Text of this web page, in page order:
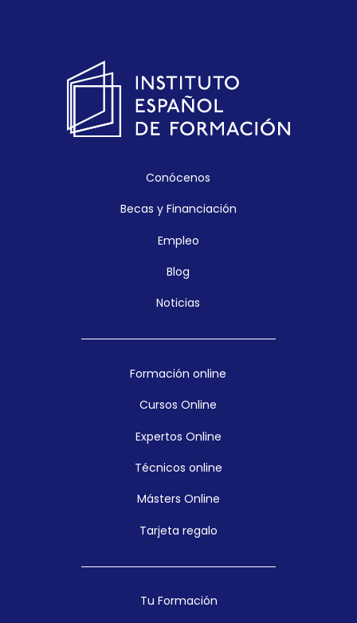
Conócenos
Becas y Financiación
Empleo
Blog
Noticias
Formación online
Cursos Online
Expertos Online
Técnicos online
Másters Online
Tarjeta regalo
Tu Formación